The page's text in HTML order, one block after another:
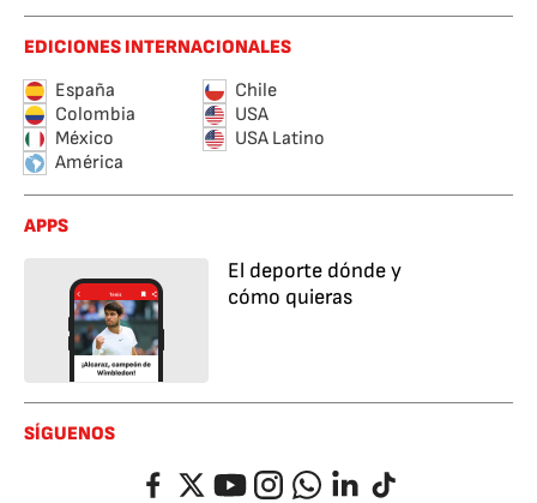
EDICIONES INTERNACIONALES
España
Chile
Colombia
USA
México
USA Latino
América
APPS
El deporte dónde y
cómo quieras
SÍGUENOS
FacebookTwitterYouTubeInstagramWhatsappLinkedIn
TikTok